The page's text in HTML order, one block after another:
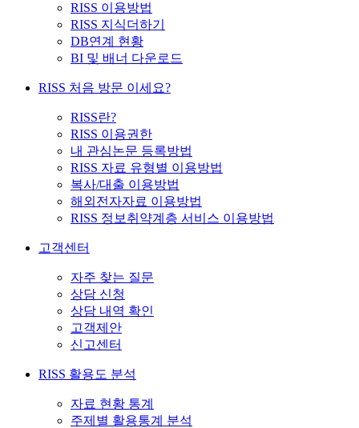
RISS 이용방법
RISS 지식더하기
DB연계 현황
BI 및 배너 다운로드
RISS 처음 방문 이세요?
RISS란?
RISS 이용권한
내 관심논문 등록방법
RISS 자료 유형별 이용방법
복사/대출 이용방법
해외전자자료 이용방법
RISS 정보취약계층 서비스 이용방법
고객센터
자주 찾는 질문
상담 신청
상담 내역 확인
고객제안
신고센터
RISS 활용도 분석
자료 현황 통계
주제별 활용통계 분석